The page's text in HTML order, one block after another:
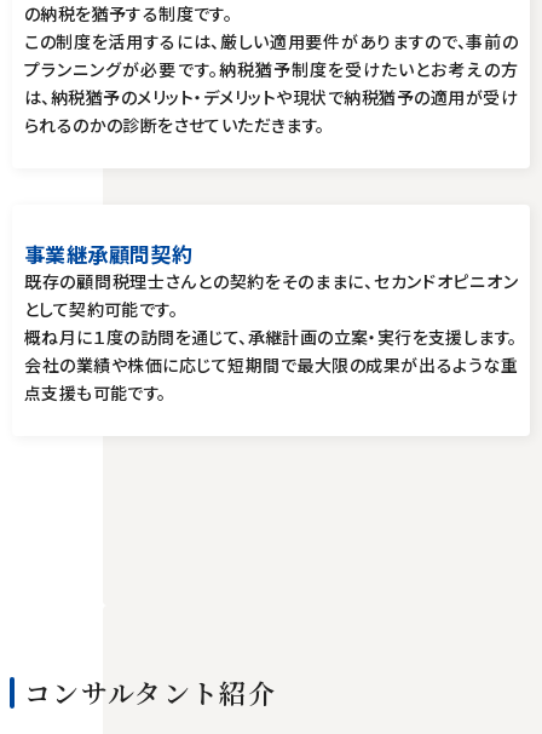
の納税を猶予する制度です。
この制度を活用するには、厳しい適用要件がありますので、事前の
プランニングが必要です。納税猶予制度を受けたいとお考えの方
は、納税猶予のメリット・デメリットや現状で納税猶予の適用が受け
られるのかの診断をさせていただきます。
事業継承顧問契約
既存の顧問税理士さんとの契約をそのままに、セカンドオピニオン
として契約可能です。
概ね月に１度の訪問を通じて、承継計画の立案・実行を支援します。
会社の業績や株価に応じて短期間で最大限の成果が出るような重
点支援も可能です。
コンサルタント紹介